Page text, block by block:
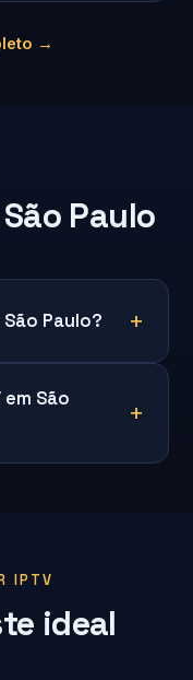
→
Paulo
Paulo?
São
IPTV
ideal